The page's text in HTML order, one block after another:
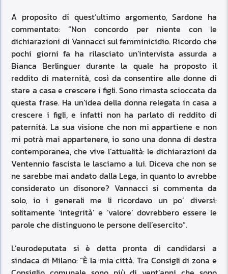
A proposito di quest’ultimo argomento, Sardone ha
commentato: “Non concordo per niente con le
dichiarazioni di Vannacci sul femminicidio. Ricordo che
pochi giorni fa ha rilasciato un’intervista assurda a
Bianca Berlinguer durante la quale ha proposto il
reddito di maternità, così da consentire alle donne di
stare a casa e crescere i figli. Sono rimasta scioccata da
questa frase. Ha un’idea della donna relegata in casa a
crescere i figli, e infatti non ha parlato di reddito di
paternità. La sua visione che non mi appartiene e non
mi potrà mai appartenere, io sono una donna di destra
contemporanea, che vive l’attualità: le dichiarazioni da
Ventennio fascista le lasciamo a lui. Diceva che non se
ne sarebbe mai andato dalla Lega, in quanto lo avrebbe
considerato un disonore? Vannacci si commenta da
solo, io i generali me li ricordavo un po’ diversi:
solitamente ‘integrità’ e ‘valore’ dovrebbero essere le
parole che distinguono le persone dell’esercito”.
L’eurodeputata si è detta pronta di candidarsi a
sindaca di Milano: “È la mia città. Tra Consigli di zona e